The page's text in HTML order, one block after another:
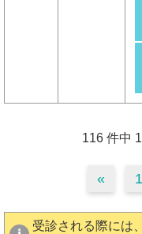
116 件中
« 1
受診される際には